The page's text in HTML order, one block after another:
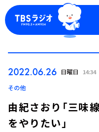
2022.06.26 日曜日 14:34
その他
由紀さおり「三味
をやりたい」